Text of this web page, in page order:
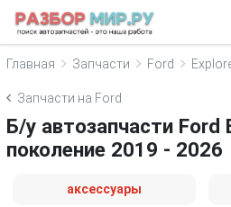
Главная Запчасти Ford
Запчасти на Ford
Б/у автозапчасти Ford
поколение 2019 - 2026
аксессуары